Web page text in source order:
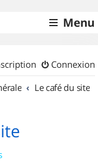
Menu
Connexion
Le café du site